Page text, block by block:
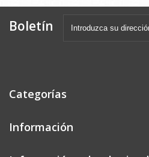
Boletín
Categorías
Información